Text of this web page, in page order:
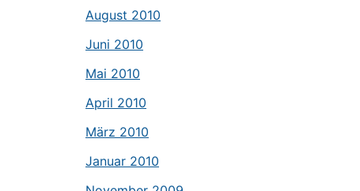
August 2010
Juni 2010
Mai 2010
April 2010
März 2010
Januar 2010